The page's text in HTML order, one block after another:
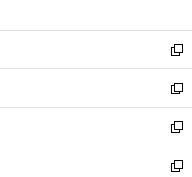
開
く
ウ
で
開
く
ン
ド
ウ
で
開
く
ウ
ィ
ン
ド
ウ
で
開
く
新
し
い
ウ
ィ
ン
ド
新
し
い
ウ
ィ
新
し
い
新